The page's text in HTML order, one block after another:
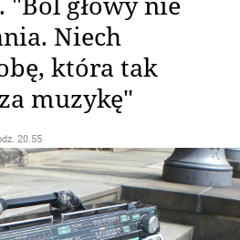
Niech
która tak
muzykę"
20.55